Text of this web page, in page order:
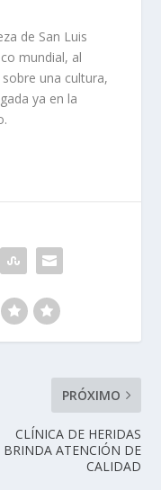
de San Luis
mundial, al
una cultura,
ya en la
PRÓXIMO
CLÍNICA DE HERIDAS
BRINDA ATENCIÓN DE
CALIDAD